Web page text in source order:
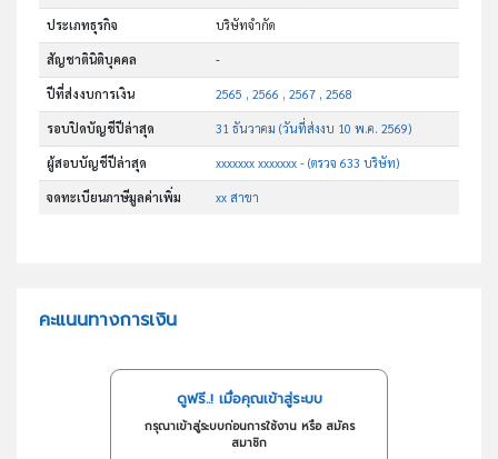
ประเภทธุรกิจ บริษัทจำกัด
สัญชาตินิติบุคคล -
ปีที่ส่งงบการเงิน 2565 , 2566 , 2567 , 2568
รอบปิดบัญชีปีล่าสุด 31 ธันวาคม (วันที่ส่งงบ 10 พ.ค. 2569)
ผู้สอบบัญชีปีล่าสุด xxxxxxx xxxxxxx - (ตรวจ 633 บริษัท)
จดทะเบียนภาษีมูลค่าเพิ่ม xx สาขา
คะแนนทางการเงิน
ดูฟรี..! เมื่อคุณเข้าสู่ระบบ
กรุณาเข้าสู่ระบบก่อนการใช้งาน หรือ สมัคร
สมาชิก